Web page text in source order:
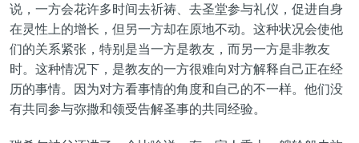
说，一方会花许多时间去祈祷、去圣堂参与礼仪，促进自身
在灵性上的增长，但另一方却在原地不动。这种状况会使他
们的关系紧张，特别是当一方是教友，而另一方是非教友
时。这种情况下，是教友的一方很难向对方解释自己正在经
历的事情。因为对方看事情的角度和自己的不一样。他们没
有共同参与弥撒和领受告解圣事的共同经验。